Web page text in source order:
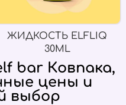
ЖИДКОСТЬ ELFLIQ
30ML
bar Ковпака,
цены и
выбор